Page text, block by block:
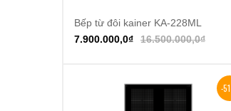
Thêm vào giỏ hàng
Bếp từ đôi kainer KA-228ML
16.500.000,0₫
7.900.000,0₫
-